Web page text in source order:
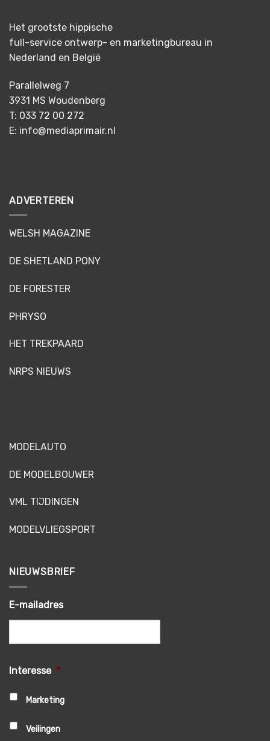
Het grootste hippische
full-service ontwerp- en marketingbureau in
Nederland en België
Parallelweg 7
3931 MS Woudenberg
T: 033 72 00 272
E: info@mediaprimair.nl
ADVERTEREN
WELSH MAGAZINE
DE SHETLAND PONY
DE FORESTER
PHRYSO
HET TREKPAARD
NRPS NIEUWS
MODELAUTO
DE MODELBOUWER
VML TIJDINGEN
MODELVLIEGSPORT
NIEUWSBRIEF
E-mailadres
Interesse *
Marketing
Veilingen